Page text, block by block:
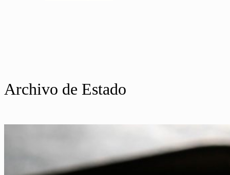
Archivo de Estado